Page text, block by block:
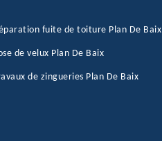
fuite de toiture Plan De Baix
de velux Plan De Baix
de zingueries Plan De Baix